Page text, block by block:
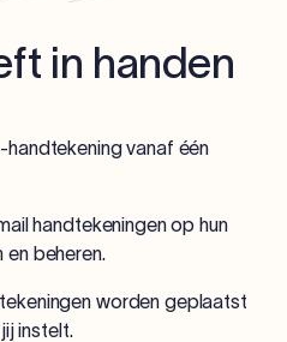
in handen
vanaf één
handtekeningen op hun
en beheren.
worden geplaatst
instelt.